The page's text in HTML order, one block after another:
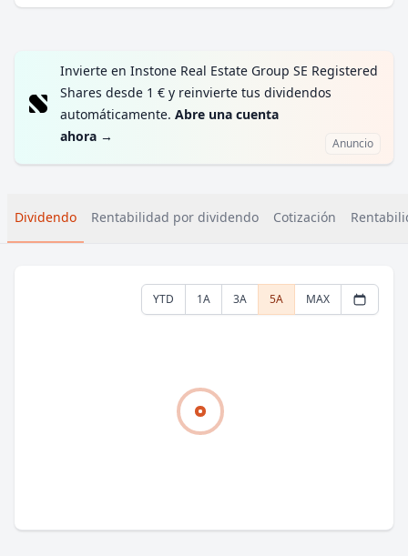
Invierte en Instone Real Estate Group SE Registered
Shares desde 1 € y reinvierte tus dividendos
automáticamente. Abre una cuenta
ahora → Anuncio
Dividendo Rentabilidad por dividendo Cotización
YTD 1A 3A 5A MAX